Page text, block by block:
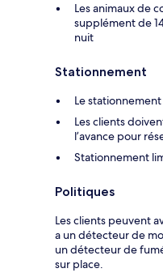
Les animaux de
supplément de
nuit
Stationnement
Le
Les clients
l’avance pour
Stationnement
Politiques
Les clients peuvent
a un détecteur de
un détecteur de
sur place.